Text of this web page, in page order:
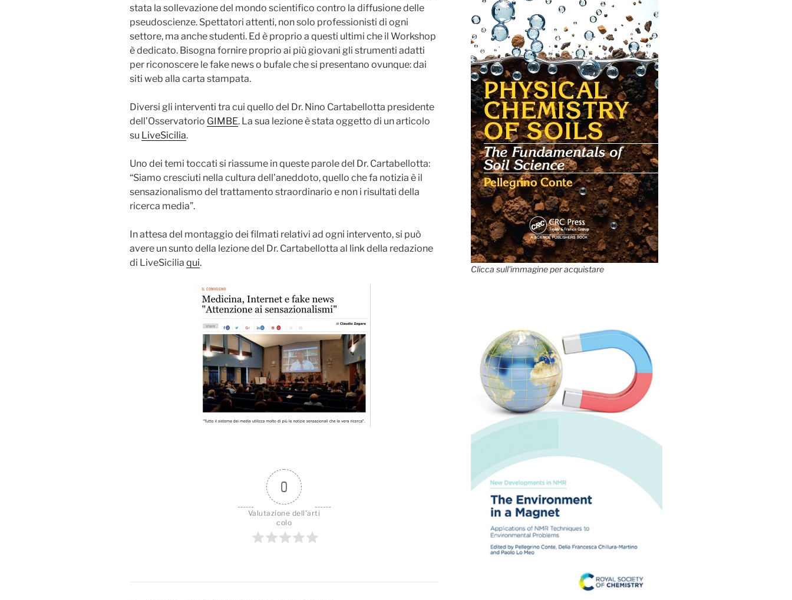
stata la sollevazione del mondo scientifico contro la diffusione delle
pseudoscienze. Spettatori attenti, non solo professionisti di ogni
settore, ma anche studenti. Ed è proprio a questi ultimi che il Workshop
è dedicato. Bisogna fornire proprio ai più giovani gli strumenti adatti
per riconoscere le fake news o bufale che si presentano ovunque: dai
siti web alla carta stampata.
Diversi gli interventi tra cui quello del Dr. Nino Cartabellotta presidente
dell’Osservatorio GIMBE. La sua lezione è stata oggetto di un articolo
su LiveSicilia.
Uno dei temi toccati si riassume in queste parole del Dr. Cartabellotta:
“Siamo cresciuti nella cultura dell’aneddoto, quello che fa notizia è il
sensazionalismo del trattamento straordinario e non i risultati della
ricerca media”.
In attesa del montaggio dei filmati relativi ad ogni intervento, si può
avere un sunto della lezione del Dr. Cartabellotta al link della redazione
di LiveSicilia qui.
0
Valutazione dell'arti
colo
Clicca sull'immagine per acquistare